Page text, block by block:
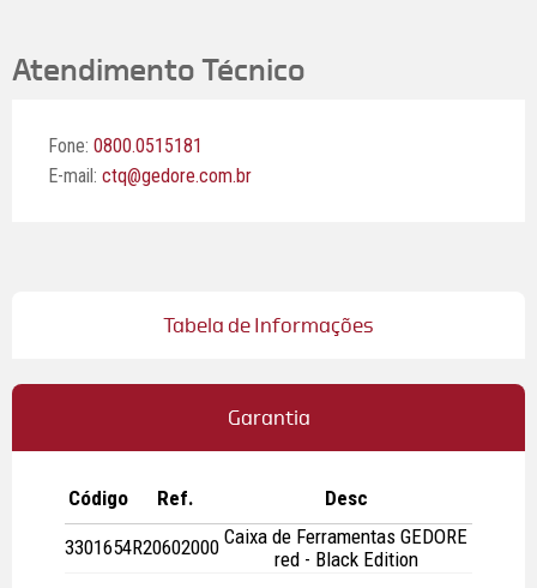
Atendimento Técnico
Fone: 0800.0515181
E-mail: ctq@gedore.com.br
Tabela de Informações
Garantia
Código Ref. Desc
3301654R20602000 Caixa de Ferramentas GEDORE
red - Black Edition